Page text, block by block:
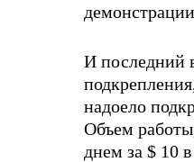
И последний
надоело
Объем
днем за $ 10